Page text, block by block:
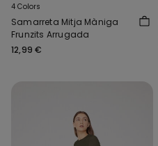
4 Colors
Samarreta Mitja Màniga
Frunzits Arrugada
12,99 €